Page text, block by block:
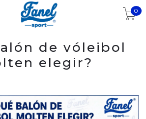
0
de vóleibol
elegir?